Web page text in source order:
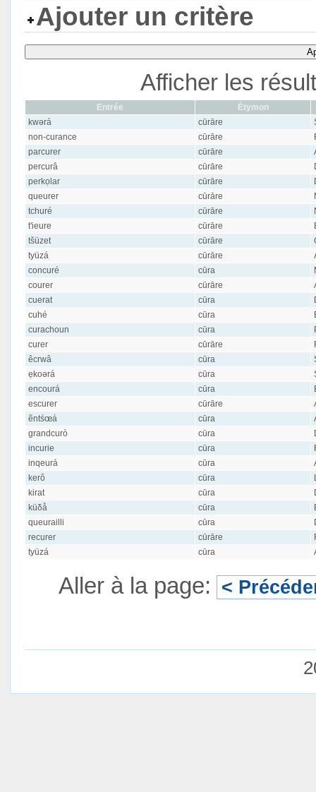
Ajouter un critère
Afficher les
Entrée
Étymon
kwərá
cūrāre
non-curance
cūrāre
parcurer
cūrāre
percurâ
cūrāre
perkọlar
cūrāre
queurer
cūrāre
tchuré
cūrāre
t'ieure
cūrāre
tšüzet
cūrāre
tyüzá
cūrāre
concuré
cūra
courer
cūrāre
cuerat
cūra
cuhé
cūra
curachoun
cūra
curer
cūrāre
êcrwâ
cūra
ẹkoərá
cūra
encourá
cūra
escurer
cūrāre
ẽntśœá
cūra
grandcurò
cūra
incurie
cūra
inqeurá
cūra
kerô
cūra
kirat
cūra
küδå
cūra
queurailli
cūra
recurer
cūrāre
tyüzá
cūra
Aller à la page: <